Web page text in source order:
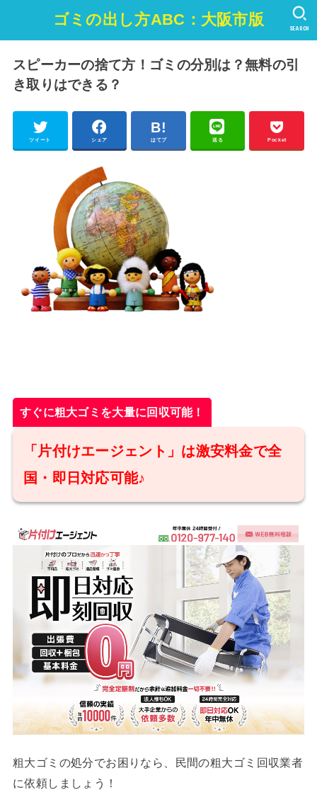
ゴミの出し方ABC：大阪市版 SEARCH
スピーカーの捨て方！ゴミの分別は？無料の引
き取りはできる？
ツイート シェア はてブ 送る Pocket
すぐに粗大ゴミを大量に回収可能！
「片付けエージェント」は激安料金で全
国・即日対応可能♪
粗大ゴミの処分でお困りなら、民間の粗大ゴミ回収業者
に依頼しましょう！